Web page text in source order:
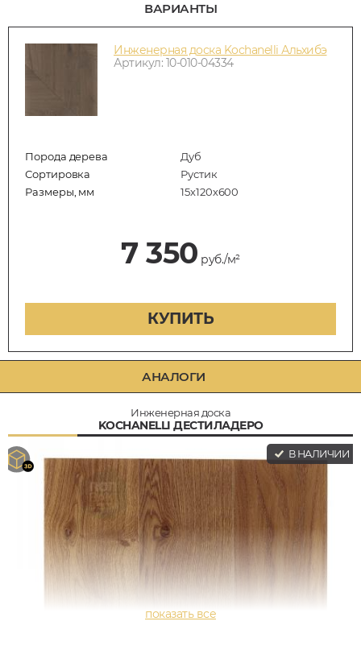
ВАРИАНТЫ
Инженерная доска Kochanelli Альхибэ
Артикул: 10-010-04334
Порода дерева
Дуб
Сортировка
Рустик
Размеры, мм
15х120х600
7 350 руб./м²
КУПИТЬ
АНАЛОГИ
Инженерная доска
KOCHANELLI ДЕСТИЛАДЕРО
В НАЛИЧИИ